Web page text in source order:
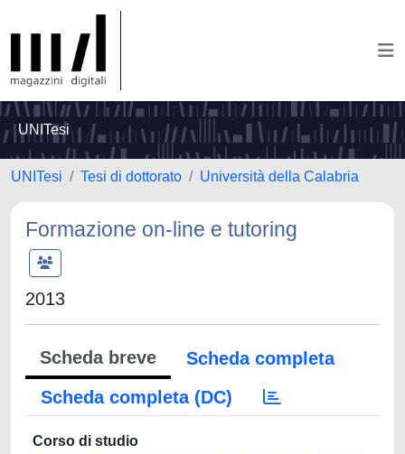
UNITesi
UNITesi Tesi di dottorato Università della Calabria
Formazione on-line e tutoring
2013
Scheda breve
Scheda completa
Scheda completa (DC)
Corso di studio